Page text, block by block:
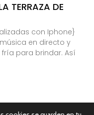
TERRAZA DE
con Iphone}
en directo y
para brindar. Así